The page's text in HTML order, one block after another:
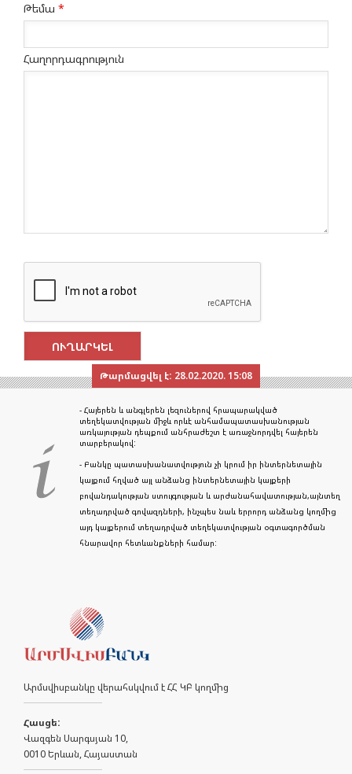
Թեմա *
Հաղորդագրություն
Թարմացվել է: 28.02.2020. 15:08
- Հայերեն և անգլերեն լեզուներով հրապարակված
տեղեկատվության միջև որևէ անհամապատասխանության
առկայության դեպքում անհրաժեշտ է առաջնորդվել հայերեն
տարբերակով:
- Բանկը պատասխանատվություն չի կրում իր ինտերնետային
կայքում հղված այլ անձանց ինտերնետային կայքերի
բովանդակության ստույգության և արժանահավատության,այնտեղ
տեղադրված գովազդների, ինչպես նաև երրորդ անձանց կողմից
այդ կայքերում տեղադրված տեղեկատվության օգտագործման
հնարավոր հետևանքների համար:
Արմսվիսբանկը վերահսկվում է ՀՀ ԿԲ կողմից
Հասցե:
Վազգեն Սարգսյան 10,
0010 Երևան, Հայաստան